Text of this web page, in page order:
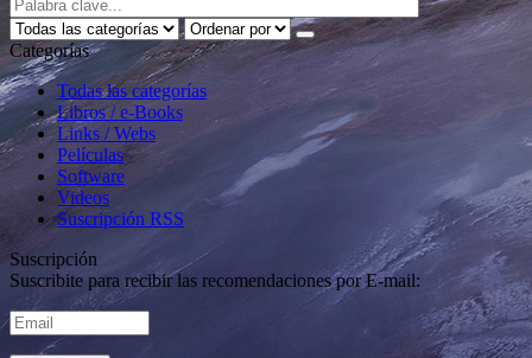
Categorías
Todas las categorías
Libros / e-Books
Links / Webs
Películas
Software
Videos
Suscripción RSS
Suscripción
Suscribite para recibir las recomendaciones por E-mail: